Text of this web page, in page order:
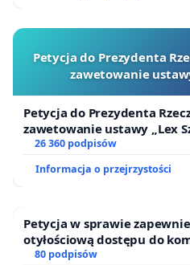
Petycja do Prezydenta
zawetowanie
Petycja do Prezydenta
zawetowanie ustawy „Lex
26 360 podpisów
Informacja o przejrzystości
Petycja w sprawie
otyłościową dostępu do
oraz programów
80 podpisów